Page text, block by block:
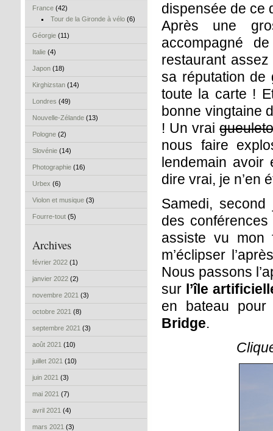
France (42)
Tour de la Gironde à vélo(6)
Géorgie (11)
Italie (4)
Japon (18)
Kirghizstan (14)
Londres (49)
Nouvelle-Zélande (13)
Pologne (2)
Slovénie (14)
Photographie (16)
Urbex (6)
Violon et musique (3)
Fourre-tout (5)
Archives
février 2022 (1)
janvier 2022 (2)
novembre 2021 (3)
octobre 2021 (8)
septembre 2021 (3)
août 2021 (10)
juillet 2021 (10)
juin 2021 (3)
mai 2021 (7)
avril 2021 (4)
mars 2021 (3)
dispensée de ce
Après une
accompagné
restaurant
sa réputation de
toute la carte !
bonne vingtaine
! Un vrai
nous faire
lendemain avoir
dire vrai, je n’en
Samedi,
des
assiste vu mon
m’éclipser
Nous passons
sur l’île
en bateau
Bridge.